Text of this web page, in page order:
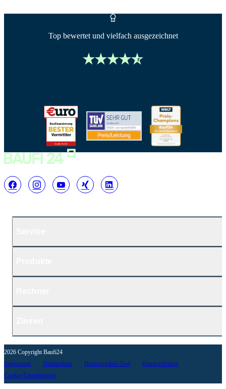
Top bewertet und vielfach ausgezeichnet
2026 Copyright Baufi24
Impressum
Datenschutz Hinweisgeber-Tool
Barrierefreiheit
Cookie-Einstellungen